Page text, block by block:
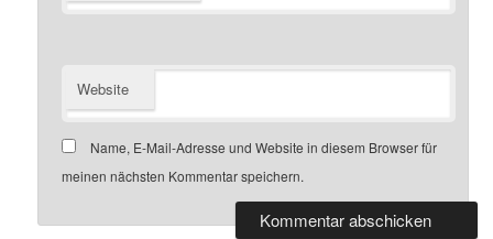
Website
Name, E-Mail-Adresse und Website in diesem Browser für
meinen nächsten Kommentar speichern.